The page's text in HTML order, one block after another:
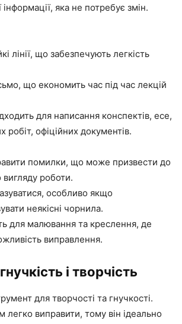
інформації, яка не потребує змін.
лінії, що забезпечують легкість
що економить час під час лекцій
для написання конспектів, есе,
робіт, офіційних документів.
помилки, що може призвести до
роботи.
особливо якщо
неякісні чорнила.
для малювання та креслення, де
виправлення.
і творчість
для творчості та гнучкості.
легко виправити, тому він ідеально